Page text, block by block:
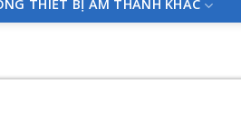
THIẾT BỊ ÂM THANH KHÁC